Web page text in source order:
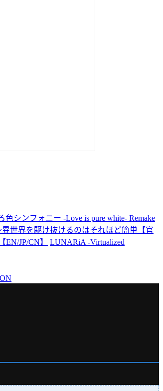
色シンフォニー -Love is pure white- Remake
異世界を駆け抜けるのはそれほど簡単【官
JP/CN】
LUNARiA -Virtualized